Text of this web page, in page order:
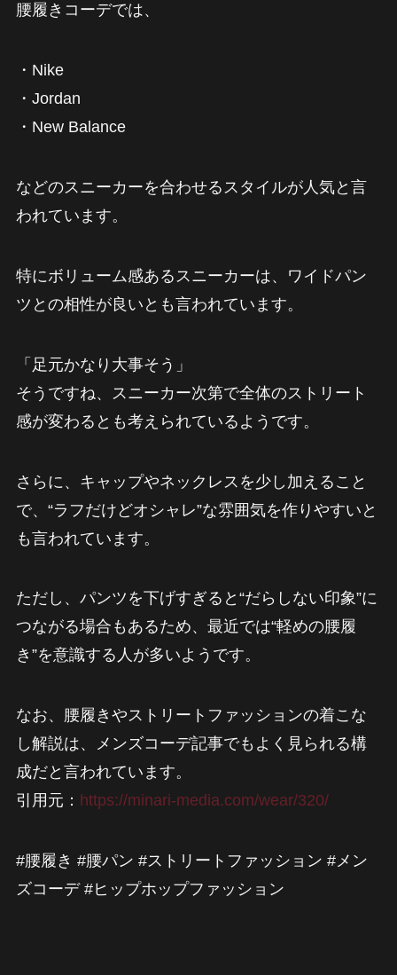
腰履きコーデでは、
・Nike
・Jordan
・New Balance
などのスニーカーを合わせるスタイルが人気と言
われています。
特にボリューム感あるスニーカーは、ワイドパン
ツとの相性が良いとも言われています。
「足元かなり大事そう」
そうですね、スニーカー次第で全体のストリート
感が変わるとも考えられているようです。
さらに、キャップやネックレスを少し加えること
で、“ラフだけどオシャレ”な雰囲気を作りやすいと
も言われています。
ただし、パンツを下げすぎると“だらしない印象”に
つながる場合もあるため、最近では“軽めの腰履
き”を意識する人が多いようです。
なお、腰履きやストリートファッションの着こな
し解説は、メンズコーデ記事でもよく見られる構
成だと言われています。
引用元： https://minari-media.com/wear/320/
#腰履き #腰パン #ストリートファッション #メン
ズコーデ #ヒップホップファッション